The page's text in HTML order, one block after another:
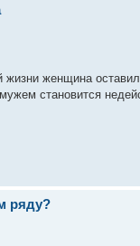
жизни женщина
становится
ряду?